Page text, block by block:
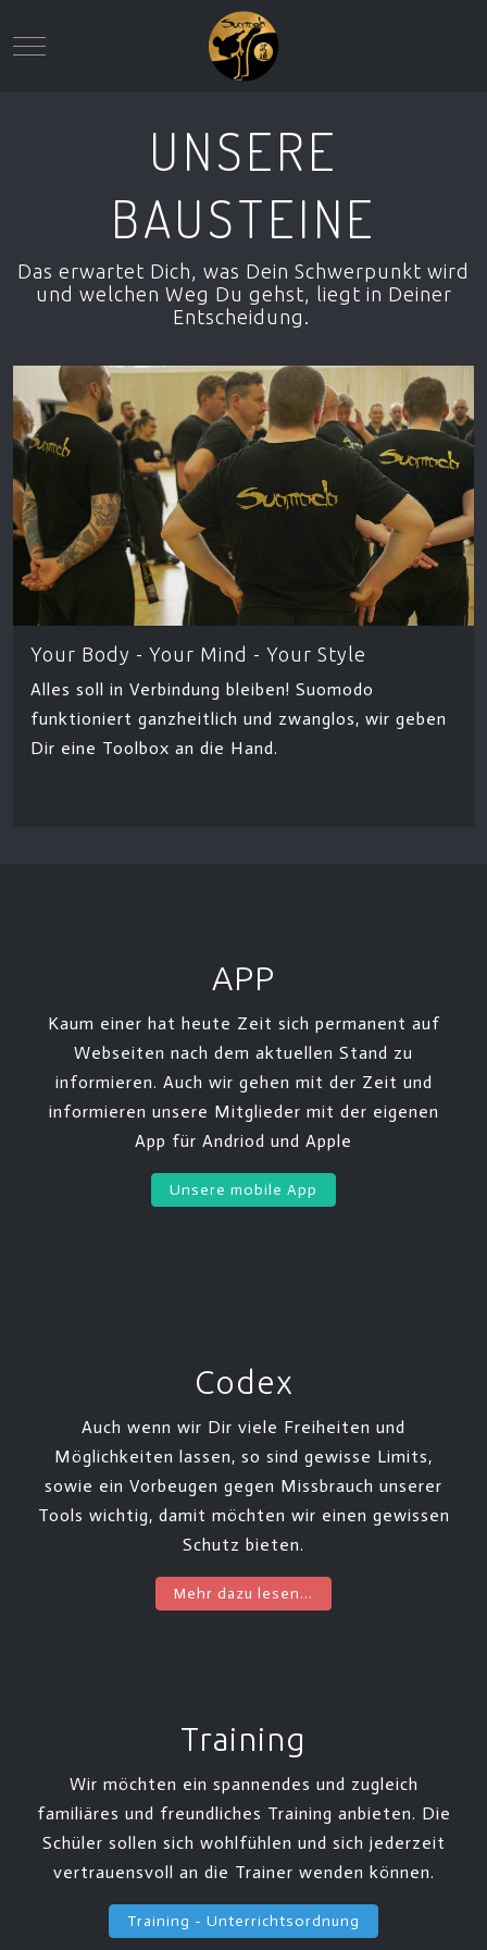
Mobile Menu Toggle
UNSERE
BAUSTEINE
Das erwartet Dich, was Dein Schwerpunkt wird
und welchen Weg Du gehst, liegt in Deiner
Entscheidung.
Your Body - Your Mind - Your Style
Alles soll in Verbindung bleiben! Suomodo
funktioniert ganzheitlich und zwanglos, wir geben
Dir eine Toolbox an die Hand.
APP
Kaum einer hat heute Zeit sich permanent auf
Webseiten nach dem aktuellen Stand zu
informieren. Auch wir gehen mit der Zeit und
informieren unsere Mitglieder mit der eigenen
App für Andriod und Apple
Unsere mobile App
Codex
Auch wenn wir Dir viele Freiheiten und
Möglichkeiten lassen, so sind gewisse Limits,
sowie ein Vorbeugen gegen Missbrauch unserer
Tools wichtig, damit möchten wir einen gewissen
Schutz bieten.
Mehr dazu lesen...
Training
Wir möchten ein spannendes und zugleich
familiäres und freundliches Training anbieten. Die
Schüler sollen sich wohlfühlen und sich jederzeit
vertrauensvoll an die Trainer wenden können.
Training - Unterrichtsordnung